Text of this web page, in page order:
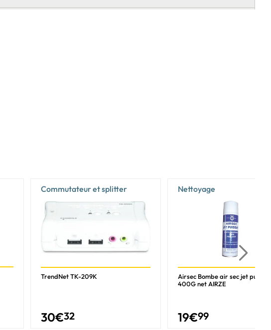
Commutateur et splitter
TrendNet TK-209K
30€32
Nettoyage
Airsec Bombe air sec jet
400G net AIRZE
19€99